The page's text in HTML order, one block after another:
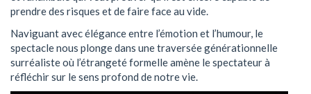
prendre des risques et de faire face au vide.
Naviguant avec élégance entre l’émotion et l’humour, le
spectacle nous plonge dans une traversée générationnelle
surréaliste où l’étrangeté formelle amène le spectateur à
réfléchir sur le sens profond de notre vie.